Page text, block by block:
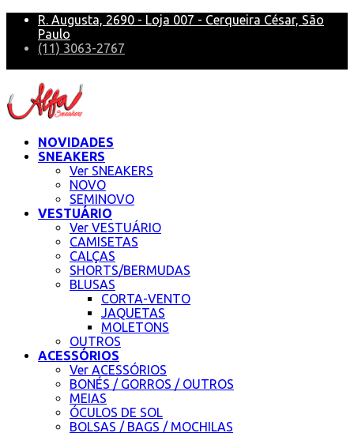
R. Augusta, 2690 - Loja 007 - Cerqueira César, São
Paulo
(11) 3063-2767
NOVIDADES
SNEAKERS
Ver SNEAKERS
NOVO
SEMINOVO
VESTUÁRIO
Ver VESTUÁRIO
CAMISETAS
CALÇAS
SHORTS/BERMUDAS
BLUSAS
CORTA-VENTO
JAQUETAS
MOLETONS
OUTROS
ACESSÓRIOS
Ver ACESSÓRIOS
BONÉS / GORROS / OUTROS
MEIAS
ÓCULOS DE SOL
BOLSAS / BAGS / MOCHILAS